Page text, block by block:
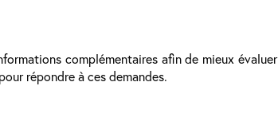
complémentaires afin de mieux évaluer
répondre à ces demandes.